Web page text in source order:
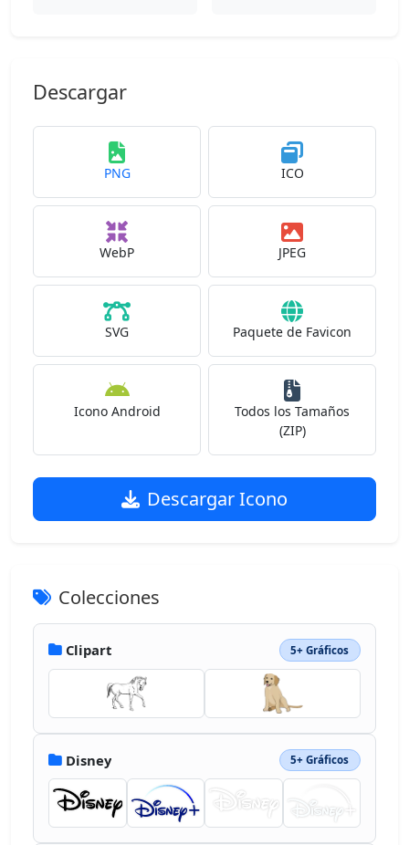
Descargar
PNG ICO
WebP JPEG
SVG Paquete de Favicon
Icono Android
Todos los Tamaños
(ZIP)
Descargar Icono
Colecciones
Clipart 5+ Gráficos
Disney 5+ Gráficos